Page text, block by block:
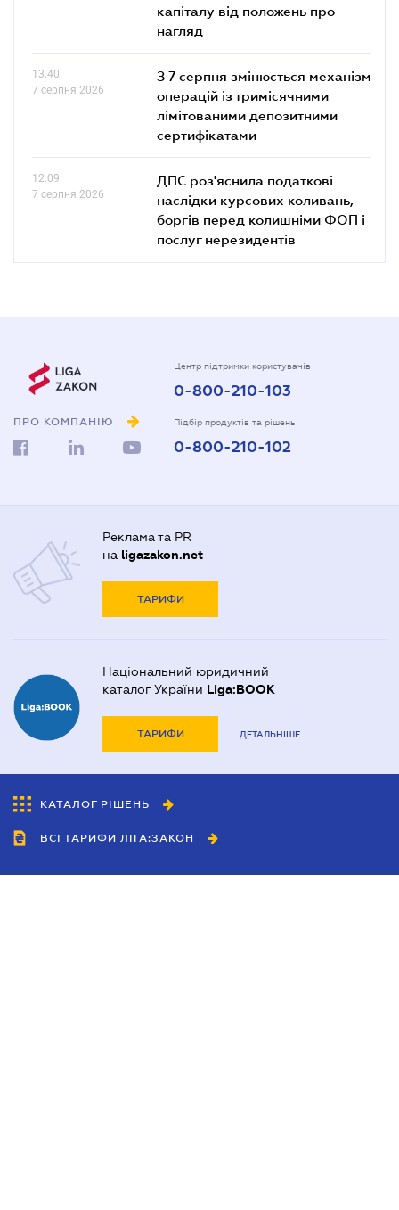
капіталу від положень про
нагляд
13.40
7 серпня 2026
З 7 серпня змінюється механізм
операцій із тримісячними
лімітованими депозитними
сертифікатами
12.09
7 серпня 2026
ДПС роз'яснила податкові
наслідки курсових коливань,
боргів перед колишніми ФОП і
послуг нерезидентів
ПРО КОМПАНІЮ
Центр підтримки користувачів
0-800-210-103
Підбір продуктів та рішень
0-800-210-102
Реклама та PR
на ligazakon.net
ТАРИФИ
Національний юридичний
каталог України Liga:BOOK
ТАРИФИ ДЕТАЛЬНІШЕ
КАТАЛОГ РІШЕНЬ
ВСІ ТАРИФИ ЛІГА:ЗАКОН